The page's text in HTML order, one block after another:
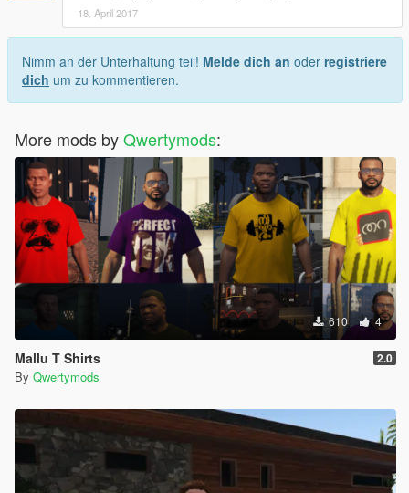
18. April 2017
Nimm an der Unterhaltung teil! Melde dich an oder registriere
dich um zu kommentieren.
More mods byQwertymods:
610 4
Mallu T Shirts 2.0
By Qwertymods